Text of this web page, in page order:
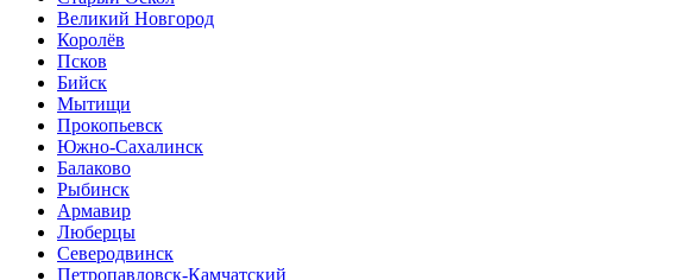
Великий Новгород
Королёв
Псков
Бийск
Мытищи
Прокопьевск
Южно-Сахалинск
Балаково
Рыбинск
Армавир
Люберцы
Северодвинск
Петропавловск-Камчатский